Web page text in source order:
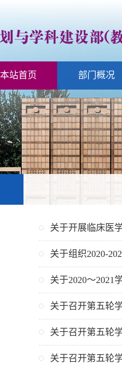
本站首页 部门概况
关于开展临床医
关于组织2020-
关于2020～2021
关于召开第五轮
关于召开第五轮
关于召开第五轮